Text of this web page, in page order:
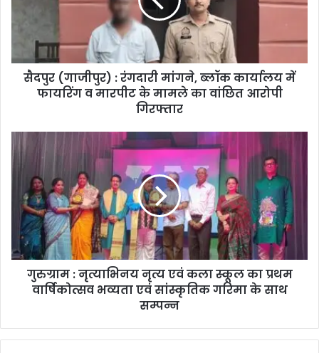
सैदपुर (गाजीपुर) : रंगदारी मांगने, ब्लॉक कार्यालय में
फायरिंग व मारपीट के मामले का वांछित आरोपी
गिरफ्तार
गुरुग्राम : नृत्याभिनय नृत्य एवं कला स्कूल का प्रथम
वार्षिकोत्सव भव्यता एवं सांस्कृतिक गरिमा के साथ
सम्पन्न